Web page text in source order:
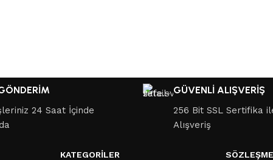
24 Saat İçinde
GÜVENLİ ALIŞVERİŞ
256 Bit SSL Sertifika
Alışveriş
KATEGORILER